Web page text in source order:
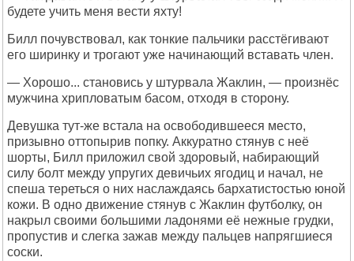
будете учить меня вести яхту!
Билл почувствовал, как тонкие пальчики расстёгивают
его ширинку и трогают уже начинающий вставать член.
— Хорошо... становись у штурвала Жаклин, — произнёс
мужчина хрипловатым басом, отходя в сторону.
Девушка тут-же встала на освободившееся место,
призывно оттопырив попку. Аккуратно стянув с неё
шорты, Билл приложил свой здоровый, набирающий
силу болт между упругих девичьих ягодиц и начал, не
спеша тереться о них наслаждаясь бархатистостью юной
кожи. В одно движение стянув с Жаклин футболку, он
накрыл своими большими ладонями её нежные грудки,
пропустив и слегка зажав между пальцев напрягшиеся
соски.